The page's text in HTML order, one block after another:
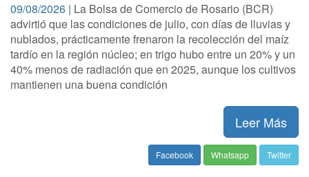
09/08/2026 | La Bolsa de Comercio de Rosario (BCR)
advirtió que las condiciones de julio, con días de lluvias y
nublados, prácticamente frenaron la recolección del maíz
tardío en la región núcleo; en trigo hubo entre un 20% y un
40% menos de radiación que en 2025, aunque los cultivos
mantienen una buena condición
Leer Más
Facebook Whatsapp Twitter